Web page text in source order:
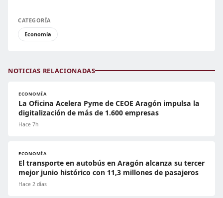
CATEGORÍA
Economía
NOTICIAS RELACIONADAS
ECONOMÍA
La Oficina Acelera Pyme de CEOE Aragón impulsa la
digitalización de más de 1.600 empresas
Hace 7h
ECONOMÍA
El transporte en autobús en Aragón alcanza su tercer
mejor junio histórico con 11,3 millones de pasajeros
Hace 2 días